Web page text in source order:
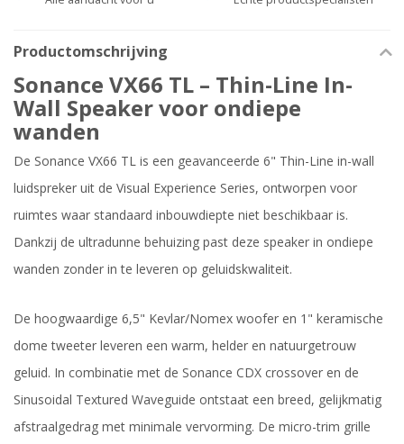
Productomschrijving
Sonance VX66 TL – Thin-Line In-
Wall Speaker voor ondiepe
wanden
De Sonance VX66 TL is een geavanceerde 6" Thin-Line in-wall
luidspreker uit de Visual Experience Series, ontworpen voor
ruimtes waar standaard inbouwdiepte niet beschikbaar is.
Dankzij de ultradunne behuizing past deze speaker in ondiepe
wanden zonder in te leveren op geluidskwaliteit.
De hoogwaardige 6,5" Kevlar/Nomex woofer en 1" keramische
dome tweeter leveren een warm, helder en natuurgetrouw
geluid. In combinatie met de Sonance CDX crossover en de
Sinusoidal Textured Waveguide ontstaat een breed, gelijkmatig
afstraalgedrag met minimale vervorming. De micro-trim grille